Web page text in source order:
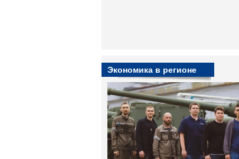
Экономика в регионе